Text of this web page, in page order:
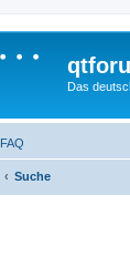
Das
FAQ
Suche